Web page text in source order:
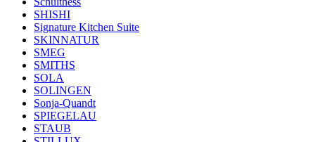
SHISHI
Signature Kitchen Suite
SKINNATUR
SMEG
SMITHS
SOLA
SOLINGEN
Sonja-Quandt
SPIEGELAU
STAUB